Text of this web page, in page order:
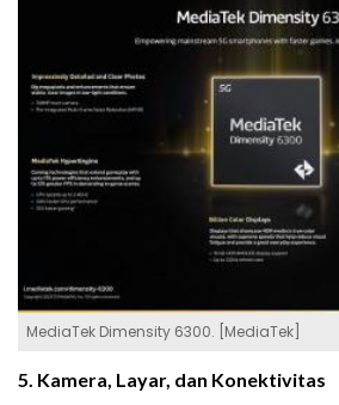
MediaTek Dimensity 6300. [MediaTek]
5. Kamera, Layar, dan Konektivitas